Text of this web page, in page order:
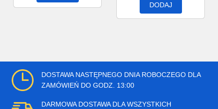
DODAJ
DOSTAWA NASTĘPNEGO DNIA ROBOCZEGO DLA
ZAMÓWIEŃ DO GODZ. 13:00
DARMOWA DOSTAWA DLA WSZYSTKICH